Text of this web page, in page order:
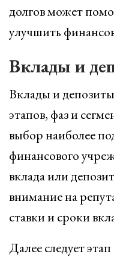
долгов может
улучшить
Вклады и
Вклады и
этапов, фаз и
выбор наиболее
финансового
вклада или
внимание на
ставки и сроки
Далее следует